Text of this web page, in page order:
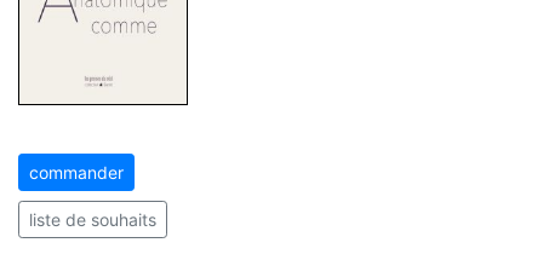
commander
liste de souhaits